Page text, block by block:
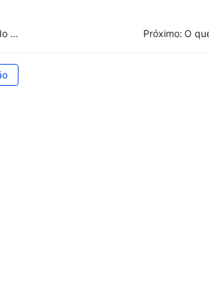
Como inserir custo nos produtos do armazém Próximo: